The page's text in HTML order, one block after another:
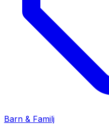
Barn & Familj